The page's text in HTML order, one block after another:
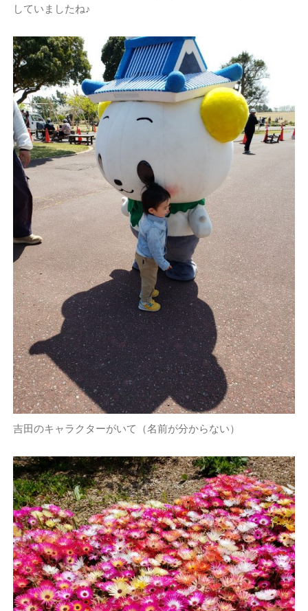
していましたね♪
吉田のキャラクターがいて（名前が分からない）